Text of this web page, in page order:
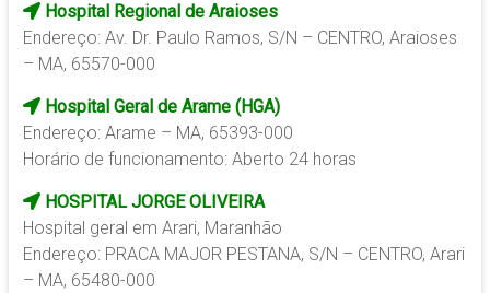
Hospital Regional de Araioses
Endereço: Av. Dr. Paulo Ramos, S/N – CENTRO, Araioses
– MA, 65570-000
Hospital Geral de Arame (HGA)
Endereço: Arame – MA, 65393-000
Horário de funcionamento: Aberto 24 horas
HOSPITAL JORGE OLIVEIRA
Hospital geral em Arari, Maranhão
Endereço: PRACA MAJOR PESTANA, S/N – CENTRO, Arari
– MA, 65480-000